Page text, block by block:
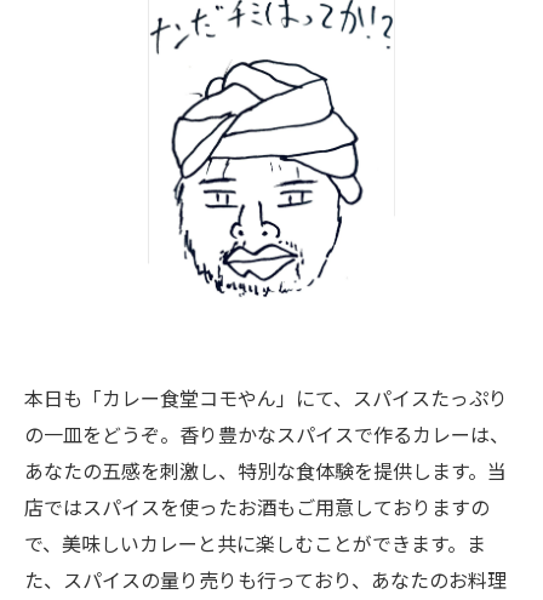
本日も「カレー食堂コモやん」にて、スパイスたっぷり
の一皿をどうぞ。香り豊かなスパイスで作るカレーは、
あなたの五感を刺激し、特別な食体験を提供します。当
店ではスパイスを使ったお酒もご用意しておりますの
で、美味しいカレーと共に楽しむことができます。ま
た、スパイスの量り売りも行っており、あなたのお料理